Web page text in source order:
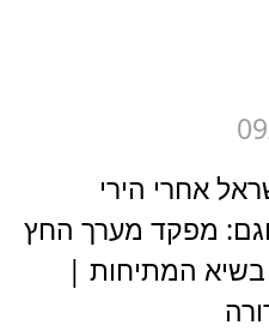
אחרי הירי
וגם: מפקד מערך החץ
בשיא המתיחות |